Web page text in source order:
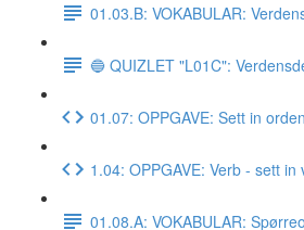
01.03.B: VOKABULAR:
🔵 QUIZLET "L01C":
01.07: OPPGAVE: Sett in
1.04: OPPGAVE: Verb - sett
01.08.A: VOKABULAR: